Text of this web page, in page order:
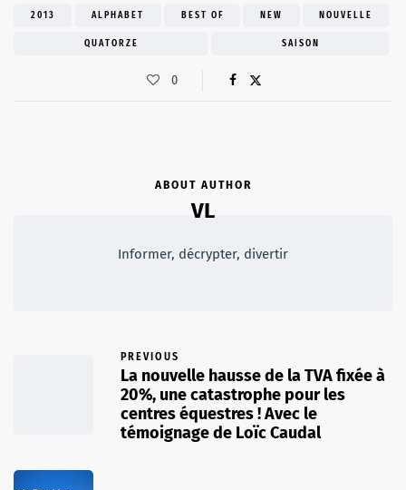
2013 ALPHABET BEST OF NEW NOUVELLE
QUATORZE SAISON
0
ABOUT AUTHOR
VL
Informer, décrypter, divertir
PREVIOUS
La nouvelle hausse de la TVA fixée à
20%, une catastrophe pour les
centres équestres ! Avec le
témoignage de Loïc Caudal